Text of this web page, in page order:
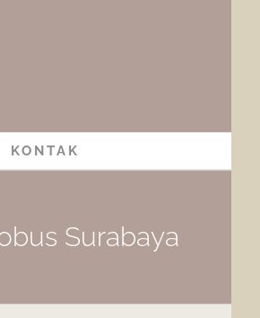
KONTAK
Surabaya